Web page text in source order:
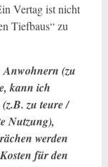
Vertag ist nicht
Tiefbaus“ zu
Anwohnern (zu
kann ich
zu teure /
Nutzung),
werden
für den